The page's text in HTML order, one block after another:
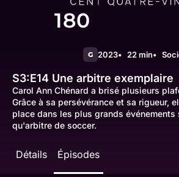
180
G 2023 22 min
S3:E14 Une arbitre exemplaire
Carol Ann Chénard a brisé plusieurs
Grâce à sa persévérance et sa rigueur,
place dans les plus grands
qu'arbitre de soccer.
Détails Épisodes